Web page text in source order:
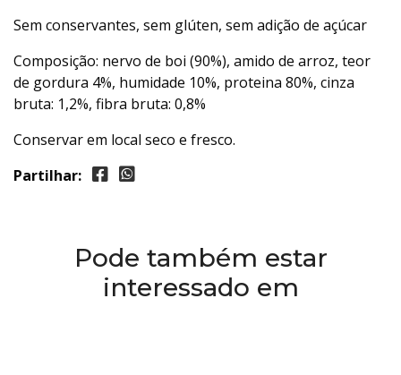
Sem conservantes, sem glúten, sem adição de açúcar
Composição: nervo de boi (90%), amido de arroz, teor
de gordura 4%, humidade 10%, proteina 80%, cinza
bruta: 1,2%, fibra bruta: 0,8%
Conservar em local seco e fresco.
Partilhar:
Pode também estar
interessado em